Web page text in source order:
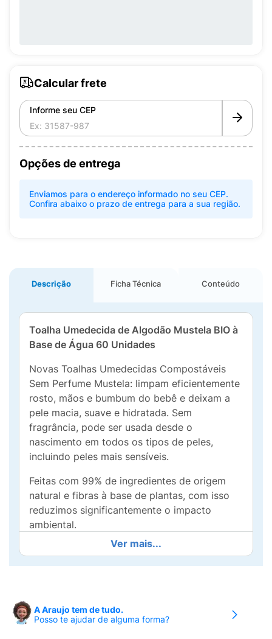
Calcular frete
Informe seu CEP
Opções de entrega
Enviamos para o endereço informado no seu CEP.
Confira abaixo o prazo de entrega para a sua região.
Descrição Ficha Técnica Conteúdo
Toalha Umedecida de Algodão Mustela BIO à
Base de Água 60 Unidades
Novas Toalhas Umedecidas Compostáveis
Sem Perfume Mustela: limpam eficientemente
rosto, mãos e bumbum do bebê e deixam a
pele macia, suave e hidratada. Sem
fragrância, pode ser usada desde o
nascimento em todos os tipos de peles,
incluindo peles mais sensíveis.
Feitas com 99% de ingredientes de origem
natural e fibras à base de plantas, com isso
reduzimos significantemente o impacto
ambiental.
Com fibras à base de plantas, produzidas de
polpa de madeira de florestas com
(organização certificadora), que garante a
qualidade da compostagem feita. A
Ver mais...
A Araujo tem de tudo.
Posso te ajudar de alguma forma?